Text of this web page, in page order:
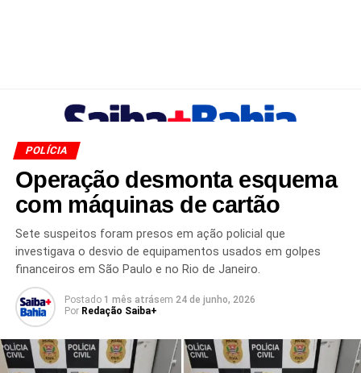
POLÍCIA
Operação desmonta esquema
com máquinas de cartão
Sete suspeitos foram presos em ação policial que
investigava o desvio de equipamentos usados em golpes
financeiros em São Paulo e no Rio de Janeiro.
Postado 1 mês atrásem 24 de junho, 2026
Por Redação Saiba+